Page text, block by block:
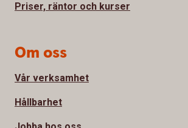
Priser, räntor och kurser
Om oss
Vår verksamhet
Hållbarhet